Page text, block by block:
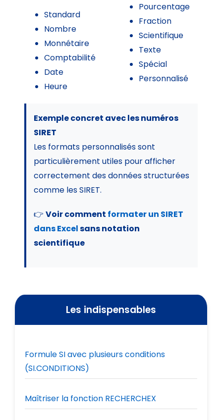
Standard
Nombre
Monnétaire
Comptabilité
Date
Heure
Pourcentage
Fraction
Scientifique
Texte
Spécial
Personnalisé
Exemple concret avec les numéros
SIRET
Les formats personnalisés sont
particulièrement utiles pour afficher
correctement des données structurées
comme les SIRET.
👉Voir comment formater un SIRET
dans Excelsans notation
scientifique
Les indispensables
Formule SI avec plusieurs conditions
(SI.CONDITIONS)
Maîtriser la fonction RECHERCHEX